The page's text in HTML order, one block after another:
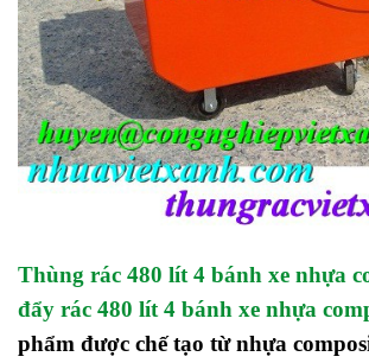
Thùng rác 480 lít 4 bánh xe nhựa
đẩy rác 480 lít 4 bánh xe nhựa
phẩm được chế tạo từ nhựa